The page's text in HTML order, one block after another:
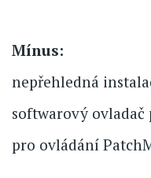
Mínus:
nepřehledná
softwarový ovladač
pro ovládání